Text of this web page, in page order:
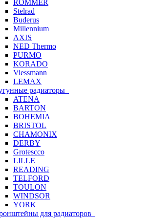
ROMMER
Stelrad
Buderus
Millennium
AXIS
NED Thermo
PURMO
KORADO
Viessmann
LEMAX
радиаторы
ATENA
BARTON
BOHEMIA
BRISTOL
CHAMONIX
DERBY
Grotescco
LILLE
READING
TELFORD
TOULON
WINDSOR
YORK
для радиаторов